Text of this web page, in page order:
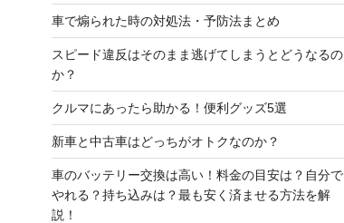
車で煽られた時の対処法・予防法まとめ
スピード違反はそのまま逃げてしまうとどうなるの
か？
クルマにあったら助かる！便利グッズ5選
新車と中古車はどっちがオトクなのか？
車のバッテリー交換は高い！料金の目安は？自分で
やれる？持ち込みは？最も安く済ませる方法を解
説！